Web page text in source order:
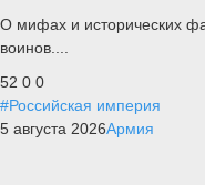
О мифах и исторических
воинов....
52 0 0
#Российская империя
5 августа 2026Армия